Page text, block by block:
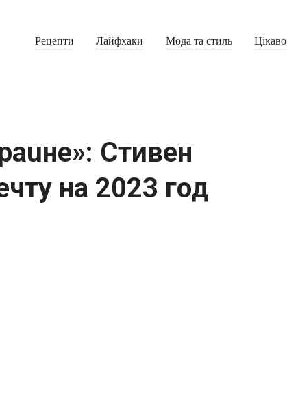
Рецепти Лайфхаки Мода та стиль Цікаво
Стивен
на 2023 год